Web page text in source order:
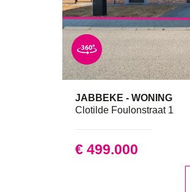
JABBEKE - WONING
Clotilde Foulonstraat 1
€ 499.000